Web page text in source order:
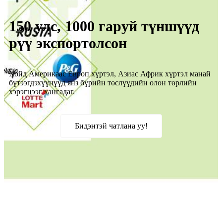
150 улс, 1000 гаруй түншүүд
рүү экспортолсон
Хойд Америкаас Европ хүртэл, Азиас Африк хүртэл манай
бүтээгдэхүүнүүд янз бүрийн төслүүдийн олон төрлийн
хэрэгцээг хангадаг.
Бидэнтэй чатлана уу!